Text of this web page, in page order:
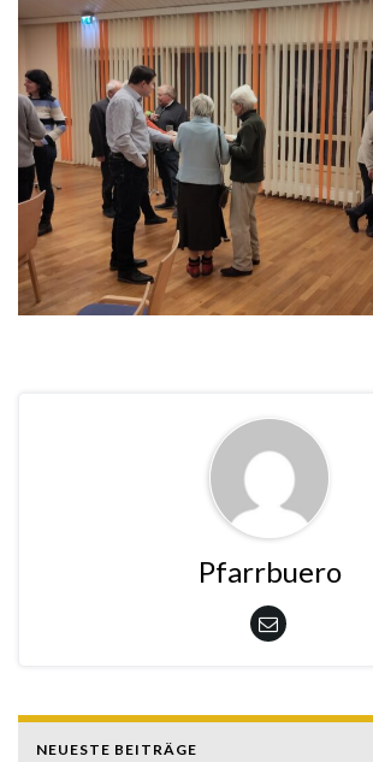
Pfarrbuero
NEUESTE BEITRÄGE